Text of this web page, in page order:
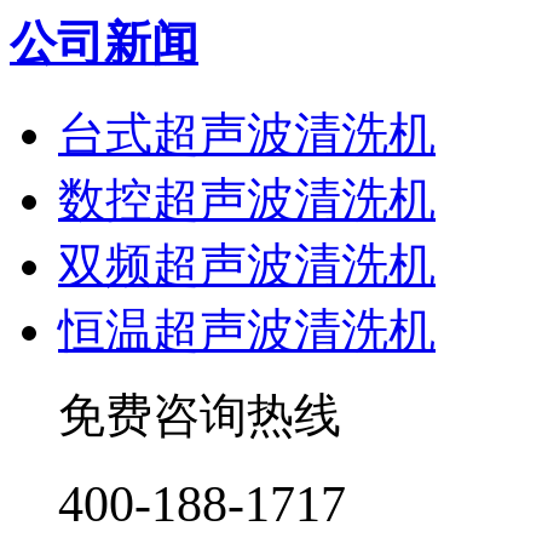
公司新闻
台式超声波清洗机
数控超声波清洗机
双频超声波清洗机
恒温超声波清洗机
免费咨询热线
400-188-1717